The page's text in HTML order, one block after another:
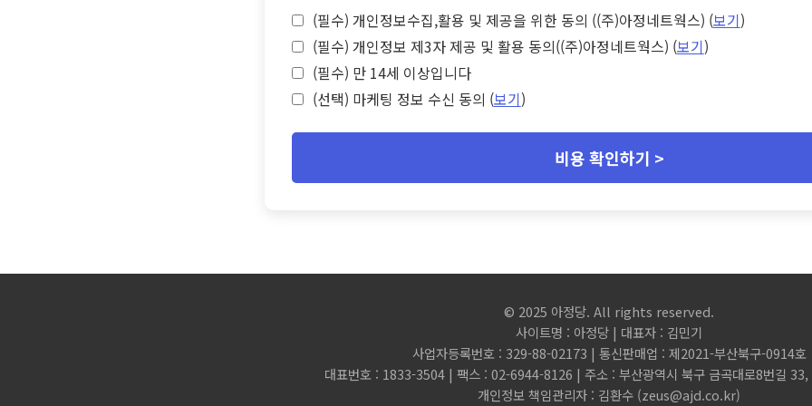
(필수) 개인정보수집,활용 및 제공을 위한 동의 ((주)아정네트웍스) (보기)
(필수) 개인정보 제3자 제공 및 활용 동의((주)아정네트웍스) (보기)
(필수) 만 14세 이상입니다
(선택) 마케팅 정보 수신 동의 (보기)
비용 확인하기 >
© 2025 아정당. All rights reserved.
사이트명 : 아정당 | 대표자 : 김민기
사업자등록번호 : 329-88-02173 | 통신판매업 : 제2021-부산북구-0914호
대표번호 : 1833-3504 | 팩스 : 02-6944-8126 | 주소 : 부산광역시 북구 금곡대로8번길 33,
개인정보 책임관리자 : 김환수 (zeus@ajd.co.kr)